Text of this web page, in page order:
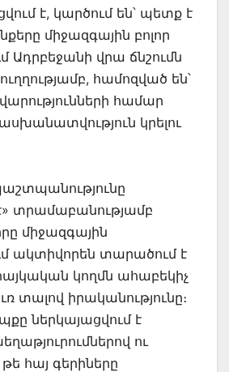
է, կարծում են՝ պետք է
միջազգային բոլոր
Ադրբեջանի վրա ճնշումն
համոզված են՝
համար
կրելու
տրամաբանությամբ
միջազգային
ակտիվորեն տարածում է
կողմն ահաբեկիչ
տալով իրականությունը։
ներկայացվում է
ու
հայ գերիները